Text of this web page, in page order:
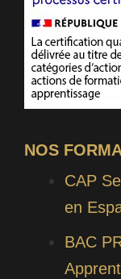
NOS
CAP
en
BAC